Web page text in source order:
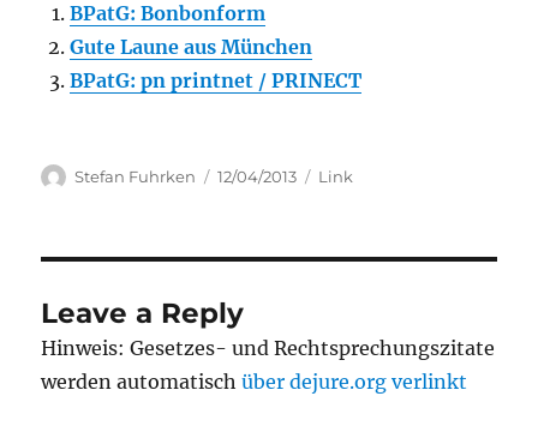
BPatG: Bonbonform
Gute Laune aus München
BPatG: pn printnet / PRINECT
Author
Stefan Fuhrken
Posted
12/04/2013 Categories
Link
Leave a Reply
Hinweis: Gesetzes- und Rechtsprechungszitate
werden automatischüber dejure.org verlinkt